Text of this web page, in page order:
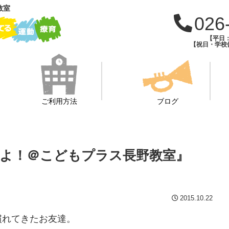
室
【平
【祝日・学
ご利用方法 ブログ
！＠こどもプラス長野教室』
2015.10.22
てきたお友達。